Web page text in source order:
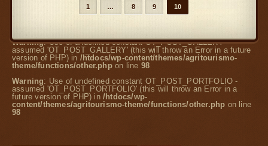
1 … 8 9 10
Warning: Use of undefined constant OT_POST_GALLERY -
assumed 'OT_POST_GALLERY' (this will throw an Error in a future
version of PHP) in /htdocs/wp-content/themes/agritourismo-
theme/functions/other.phpon line 98
Warning: Use of undefined constant OT_POST_PORTFOLIO -
assumed 'OT_POST_PORTFOLIO' (this will throw an Error in a
future version of PHP) in/htdocs/wp-
content/themes/agritourismo-theme/functions/other.php on line
98